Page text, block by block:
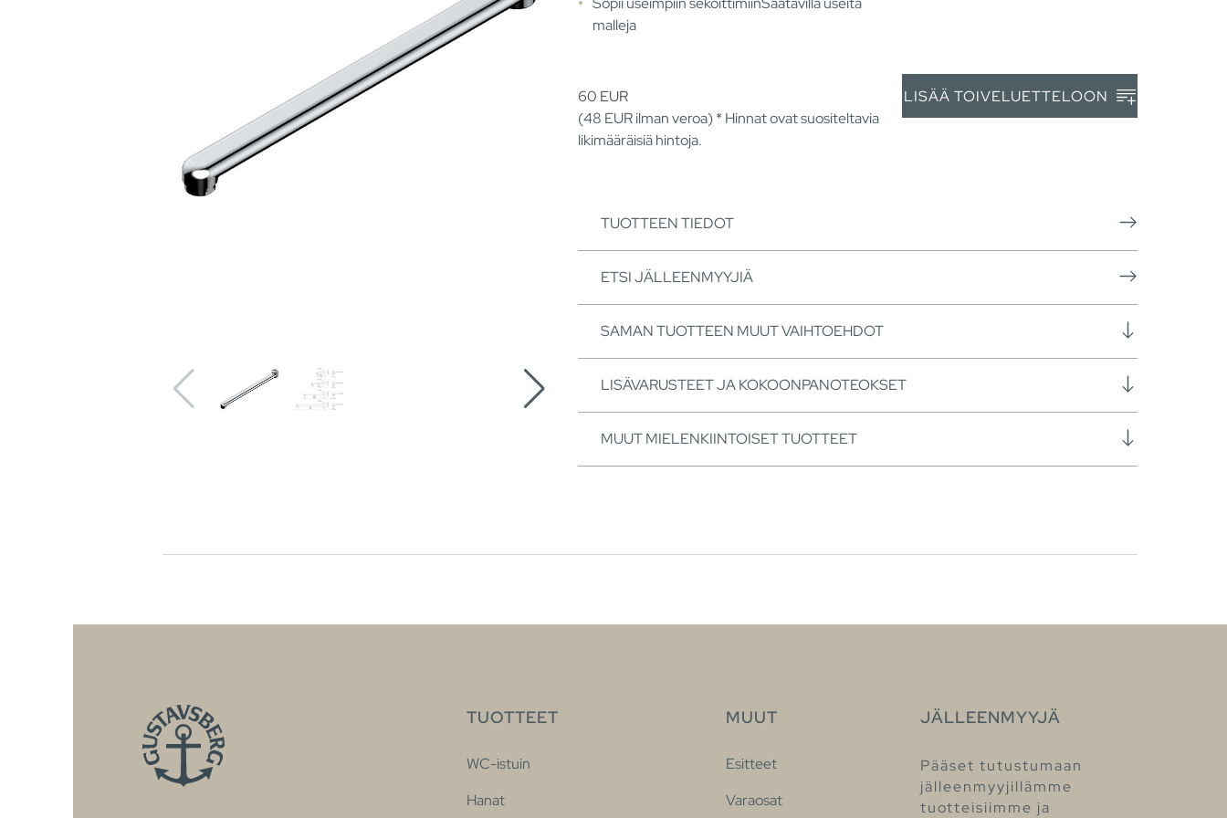
malleja
60 EUR
(48 EURilman veroa) * Hinnat ovat suositeltavia
likimääräisiä hintoja.
LISÄÄ TOIVELUETTELOON
TUOTTEEN TIEDOT
ETSI JÄLLEENMYYJIÄ
SAMAN TUOTTEEN MUUT VAIHTOEHDOT
LISÄVARUSTEET JA KOKOONPANOTEOKSET
MUUT MIELENKIINTOISET TUOTTEET
TUOTTEET
WC-istuin
Hanat
MUUT
Esitteet
Varaosat
JÄLLEENMYYJÄ
Pääset tutustumaan
jälleenmyyjillämme
tuotteisiimme ja